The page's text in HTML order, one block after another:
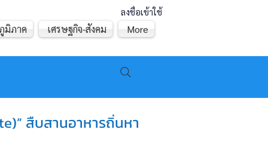
ลงชื่อเข้าใช้
มิภาค เศรษฐกิจ-สังคม More
สืบสานอาหารถิ่นหา